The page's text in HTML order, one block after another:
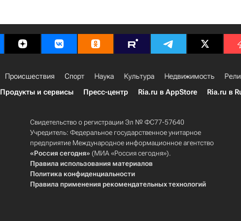
Происшествия Спорт Наука Культура Недвижимость
Продукты и сервисы Пресс-центр Ria.ru в AppStore Ria.ru в
Свидетельство о регистрации Эл № ФС77-57640
Учредитель: Федеральное государственное унитарное
предприятие Международное информационное агентство
«Россия сегодня» (МИА «Россия сегодня»).
Правила использования материалов
Политика конфиденциальности
Правила применения рекомендательных технологий